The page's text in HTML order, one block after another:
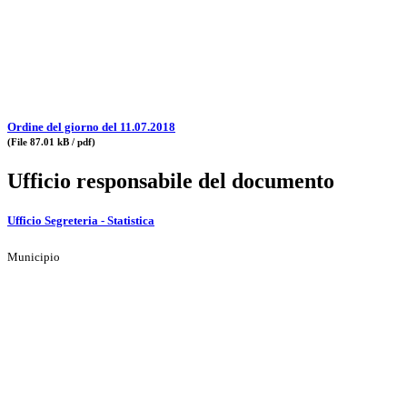
Ordine del giorno del 11.07.2018
(File 87.01 kB / pdf)
Ufficio responsabile del documento
Ufficio Segreteria - Statistica
Municipio